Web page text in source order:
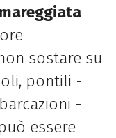
sostare su
pontili -
-
essere